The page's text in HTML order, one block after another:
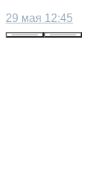
29 мая 12:45